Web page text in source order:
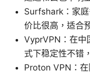
Surfshark：家
价比很高，适合
VyprVPN：在中
式下稳定性不错
Proton VPN：